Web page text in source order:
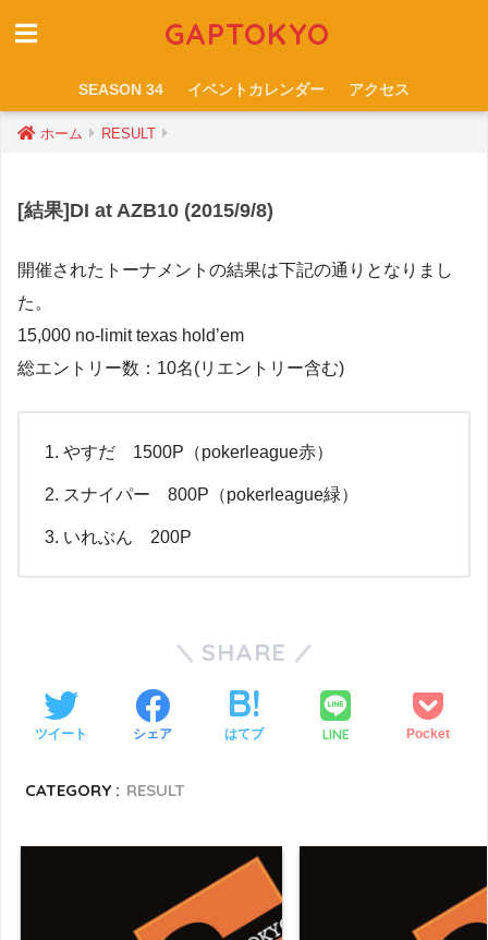
GAPTOKYO
SEASON 34 イベントカレンダー アクセス
ホーム RESULT
[結果]DI at AZB10 (2015/9/8)
開催されたトーナメントの結果は下記の通りとなりまし
た。
15,000 no-limit texas hold’em
総エントリー数：10名(リエントリー含む)
やすだ 1500P（pokerleague赤）
スナイパー 800P（pokerleague緑）
いれぶん 200P
SHARE
ツイート シェア はてブ LINE Pocket
CATEGORY : RESULT